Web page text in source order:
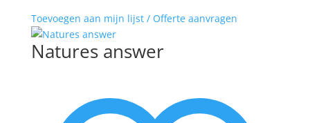
Toevoegen aan mijn lijst / Offerte aanvragen
Natures answer